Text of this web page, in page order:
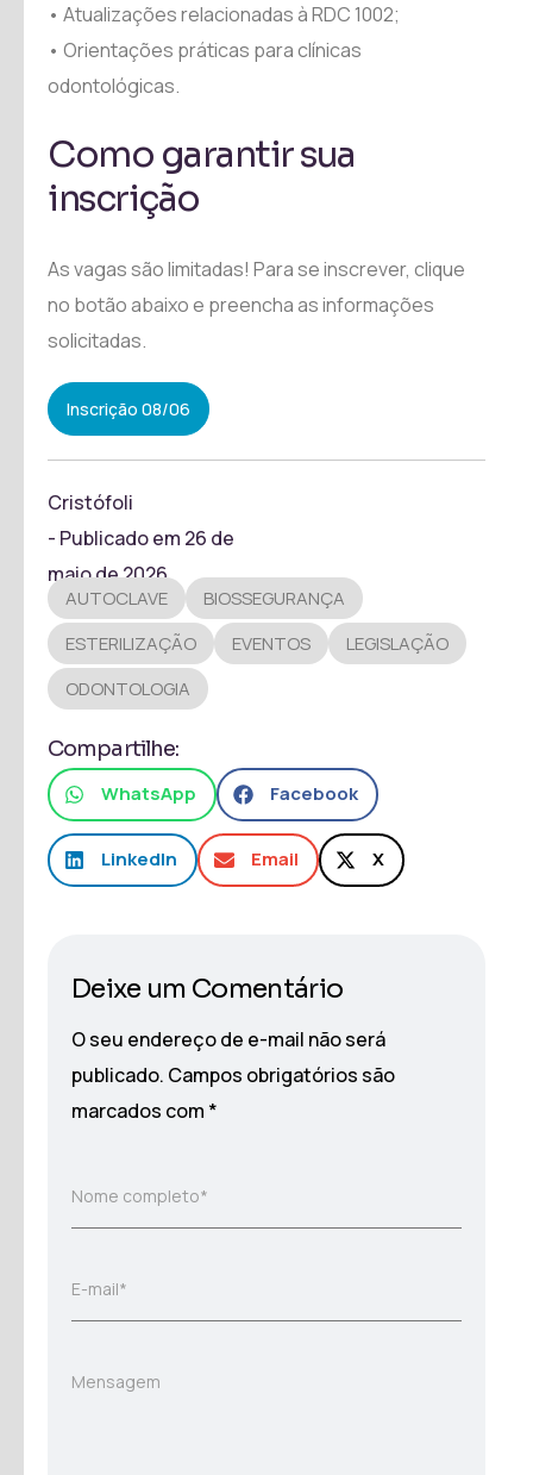
• Atualizações relacionadas à RDC 1002;
• Orientações práticas para clínicas
odontológicas.
Como garantir sua
inscrição
As vagas são limitadas! Para se inscrever, clique
no botão abaixo e preencha as informações
solicitadas.
Inscrição 08/06
Cristófoli
- Publicado em 26 de
maio de 2026
AUTOCLAVE
BIOSSEGURANÇA
ESTERILIZAÇÃO
EVENTOS
LEGISLAÇÃO
ODONTOLOGIA
Compartilhe:
WhatsApp Facebook
LinkedIn Email X
Deixe um Comentário
O seu endereço de e-mail não será
publicado. Campos obrigatórios são
marcados com *
Nome completo*
E-mail*
Mensagem